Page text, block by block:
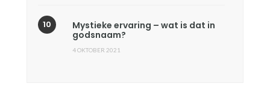
Mystieke ervaring – wat is dat in
godsnaam?
4 OKTOBER 2021